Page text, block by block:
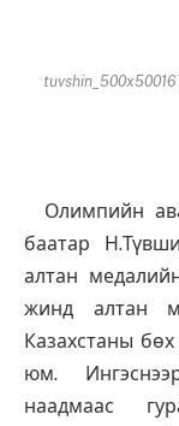
Олимпийн
баатар
алтан
жинд алтан
Казахстаны
юм.
наадмаас